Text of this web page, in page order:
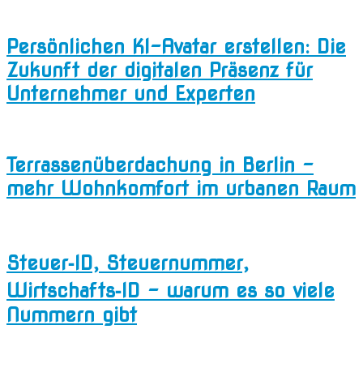
Persönlichen KI-Avatar erstellen: Die
Zukunft der digitalen Präsenz für
Unternehmer und Experten
Terrassenüberdachung in Berlin –
mehr Wohnkomfort im urbanen Raum
Steuer‑ID, Steuernummer,
Wirtschafts‑ID – warum es so viele
Nummern gibt